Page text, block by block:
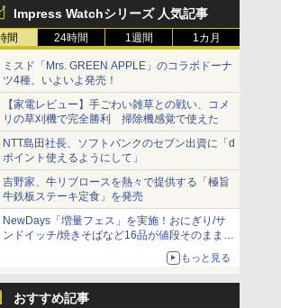
Impress Watchシリーズ 人気記事
間 24時間 1週間 1カ月
ミスド「Mrs. GREEN APPLE」のコラボドーナ
ツ4種、いよいよ発売！
【家電レビュー】手ごわい雑草との戦い、コメ
リの草刈機で完全勝利 掃除機感覚で使えた
NTT島田社長、ソフトバンクのセブン出資に「d
ポイント使えるようにして」
吉野家、牛リブロースを熱々で提供する「極旨
牛鉄板ステーキ定食」を発売
NewDays「増量フェス」を実施！おにぎり/サ
ンドイッチ/焼きそばなど16品が値段そのままで
もっと見る
おすすめ記事